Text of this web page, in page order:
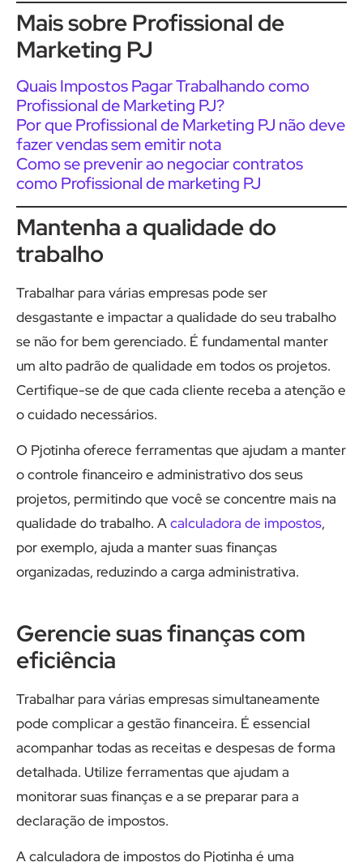
Mais sobre Profissional de
Marketing PJ
Quais Impostos Pagar Trabalhando como
Profissional de Marketing PJ?
Por que Profissional de Marketing PJ não deve
fazer vendas sem emitir nota
Como se prevenir ao negociar contratos
como Profissional de marketing PJ
Mantenha a qualidade do
trabalho
Trabalhar para várias empresas pode ser
desgastante e impactar a qualidade do seu trabalho
se não for bem gerenciado. É fundamental manter
um alto padrão de qualidade em todos os projetos.
Certifique-se de que cada cliente receba a atenção e
o cuidado necessários.
O Pjotinha oferece ferramentas que ajudam a manter
o controle financeiro e administrativo dos seus
projetos, permitindo que você se concentre mais na
qualidade do trabalho. Acalculadora de impostos,
por exemplo, ajuda a manter suas finanças
organizadas, reduzindo a carga administrativa.
Gerencie suas finanças com
eficiência
Trabalhar para várias empresas simultaneamente
pode complicar a gestão financeira. É essencial
acompanhar todas as receitas e despesas de forma
detalhada. Utilize ferramentas que ajudam a
monitorar suas finanças e a se preparar para a
declaração de impostos.
A calculadora de impostos do Pjotinha é uma